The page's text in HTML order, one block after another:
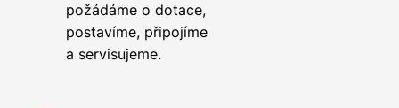
požádáme o dotace,
postavíme, připojíme
a servisujeme.